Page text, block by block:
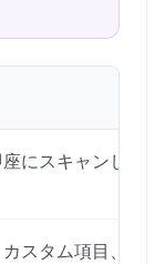
にスキャンして
スタム項目、流